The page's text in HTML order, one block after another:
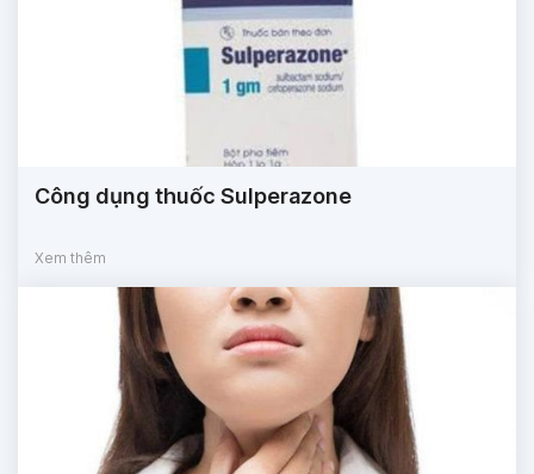
Công dụng thuốc Sulperazone
Xem thêm